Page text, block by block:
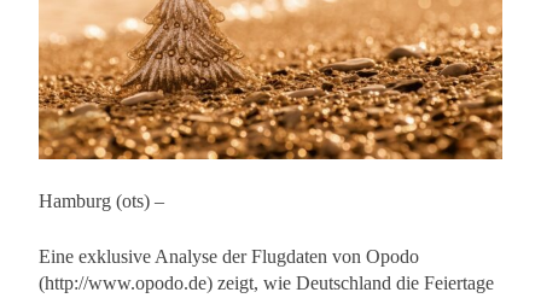
Hamburg (ots) –
Eine exklusive Analyse der Flugdaten von Opodo
(http://www.opodo.de) zeigt, wie Deutschland die Feiertage